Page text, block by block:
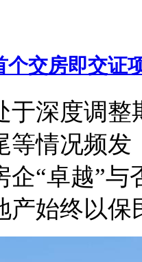
个交房即交证
于深度调
等情况频
企“卓越”
产始终以